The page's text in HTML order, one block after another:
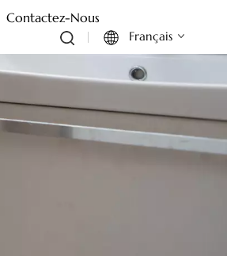
Contactez-Nous
Français
Français